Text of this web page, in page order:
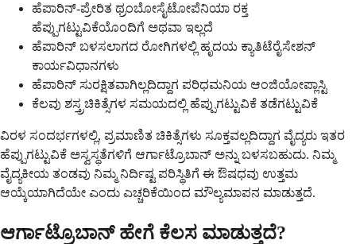
ಹೆಪಾರಿನ್-ಪ್ರೇರಿತ ಥ್ರಂಬೋಸೈಟೋಪೆನಿಯಾ ರಕ್ತ
ಹೆಪ್ಪುಗಟ್ಟುವಿಕೆಯೊಂದಿಗೆ ಅಥವಾ ಇಲ್ಲದೆ
ಹೆಪಾರಿನ್ ಬಳಸಲಾಗದ ರೋಗಿಗಳಲ್ಲಿ ಹೃದಯ ಕ್ಯಾತಿಟೆರೈಸೇಶನ್
ಕಾರ್ಯವಿಧಾನಗಳು
ಹೆಪಾರಿನ್ ಸುರಕ್ಷಿತವಾಗಿಲ್ಲದಿದ್ದಾಗ ಪರಿಧಮನಿಯ ಆಂಜಿಯೋಪ್ಲಾಸ್ಟಿ
ಕೆಲವು ಶಸ್ತ್ರಚಿಕಿತ್ಸೆಗಳ ಸಮಯದಲ್ಲಿ ಹೆಪ್ಪುಗಟ್ಟುವಿಕೆ ತಡೆಗಟ್ಟುವಿಕೆ
ವಿರಳ ಸಂದರ್ಭಗಳಲ್ಲಿ, ಪ್ರಮಾಣಿತ ಚಿಕಿತ್ಸೆಗಳು ಸೂಕ್ತವಲ್ಲದಿದ್ದಾಗ ವೈದ್ಯರು ಇತರ
ಹೆಪ್ಪುಗಟ್ಟುವಿಕೆ ಅಸ್ವಸ್ಥತೆಗಳಿಗೆ ಆರ್ಗಾಟ್ರೊಬಾನ್ ಅನ್ನು ಬಳಸಬಹುದು. ನಿಮ್ಮ
ವೈದ್ಯಕೀಯ ತಂಡವು ನಿಮ್ಮ ನಿರ್ದಿಷ್ಟ ಪರಿಸ್ಥಿತಿಗೆ ಈ ಔಷಧವು ಉತ್ತಮ
ಆಯ್ಕೆಯಾಗಿದೆಯೇ ಎಂದು ಎಚ್ಚರಿಕೆಯಿಂದ ಮೌಲ್ಯಮಾಪನ ಮಾಡುತ್ತದೆ.
ಆರ್ಗಾಟ್ರೊಬಾನ್ ಹೇಗೆ ಕೆಲಸ ಮಾಡುತ್ತದೆ?